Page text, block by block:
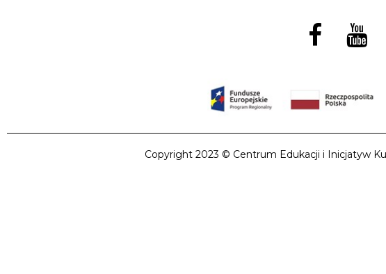
Copyright 2023 © Centrum Edukacji i Inicjatyw